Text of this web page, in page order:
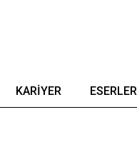
KARIYER ESERLER